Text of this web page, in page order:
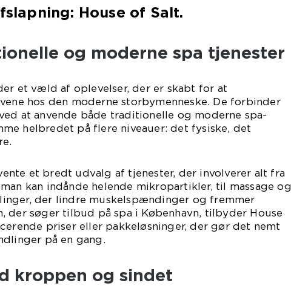
House of Salt.
og moderne spa tjenester
et væld af oplevelser, der er skabt for at
hos den moderne storbymenneske. De forbinder
at anvende både traditionelle og moderne spa-
helbredet på flere niveauer: det fysiske, det
et bredt udvalg af tjenester, der involverer alt fra
kan indånde helende mikropartikler, til massage og
der lindre muskelspændinger og fremmer
der søger tilbud på spa i København, tilbyder House
priser eller pakkeløsninger, der gør det nemt
på en gang.
kroppen og sindet